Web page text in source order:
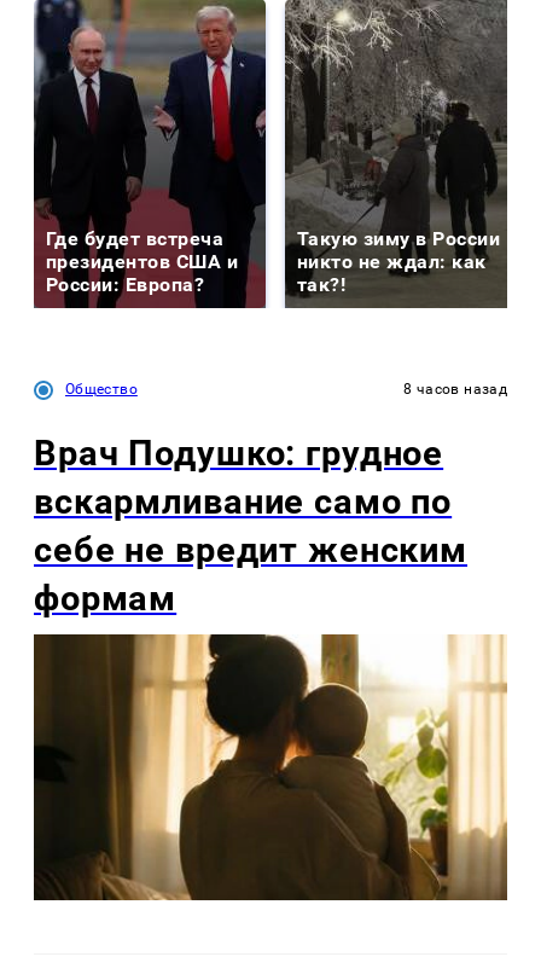
Где будет встреча
президентов США и
России: Европа?
Такую зиму в России
никто не ждал: как
так?!
Общество 8 часов назад
Врач Подушко: грудное
вскармливание само по
себе не вредит женским
формам